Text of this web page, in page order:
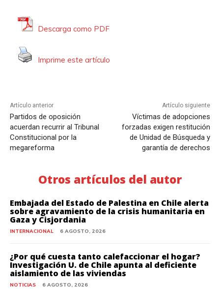
Descarga como PDF
Imprime este artículo
Artículo anterior
Partidos de oposición
acuerdan recurrir al Tribunal
Constitucional por la
megareforma
Artículo siguiente
Víctimas de adopciones
forzadas exigen restitución
de Unidad de Búsqueda y
garantía de derechos
Otros artículos del autor
Embajada del Estado de Palestina en Chile alerta
sobre agravamiento de la crisis humanitaria en
Gaza y Cisjordania
INTERNACIONAL 6 AGOSTO, 2026
¿Por qué cuesta tanto calefaccionar el hogar?
Investigación U. de Chile apunta al deficiente
aislamiento de las viviendas
NOTICIAS 6 AGOSTO, 2026